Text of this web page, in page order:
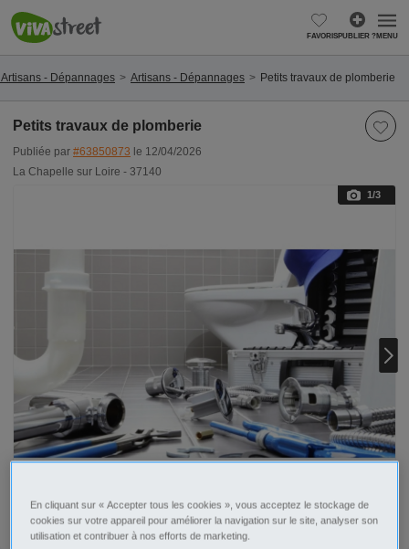
FAVORISPUBLIER ?MENU
- Dépannages Artisans - Dépannages Petits travaux de plomberie
Petits travaux de plomberie
Publiée par #63850873 le 12/04/2026
La Chapelle sur Loire - 37140
1/3
En cliquant sur « Accepter tous les cookies », vous acceptez le stockage de
cookies sur votre appareil pour améliorer la navigation sur le site, analyser son
utilisation et contribuer à nos efforts de marketing.